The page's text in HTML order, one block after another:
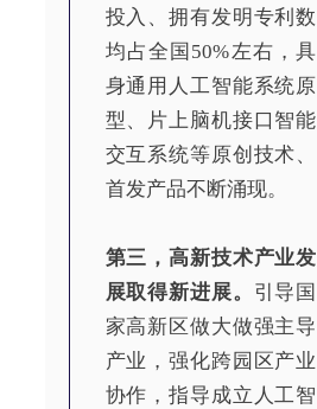
投入、拥有发明专利数
均占全国50%左右，具
身通用人工智能系统原
型、片上脑机接口智能
交互系统等原创技术、
首发产品不断涌现。
第三，高新技术产业发
展取得新进展。 引导国
家高新区做大做强主导
产业，强化跨园区产业
协作，指导成立人工智